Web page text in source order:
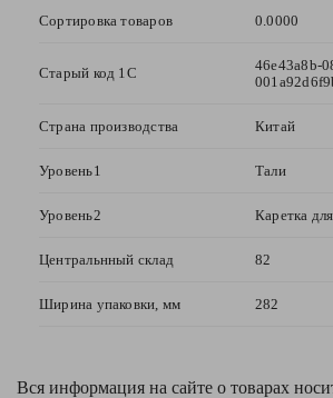
Сортировка товаров 0.0000
Старый код 1С
46e43a8b-
Страна производства Китай
Уровень1 Тали
Уровень2 Каретка
Центральнный склад 82
Ширина упаковки, мм 282
конфиденциальности
Вся информация на сайте о товарах